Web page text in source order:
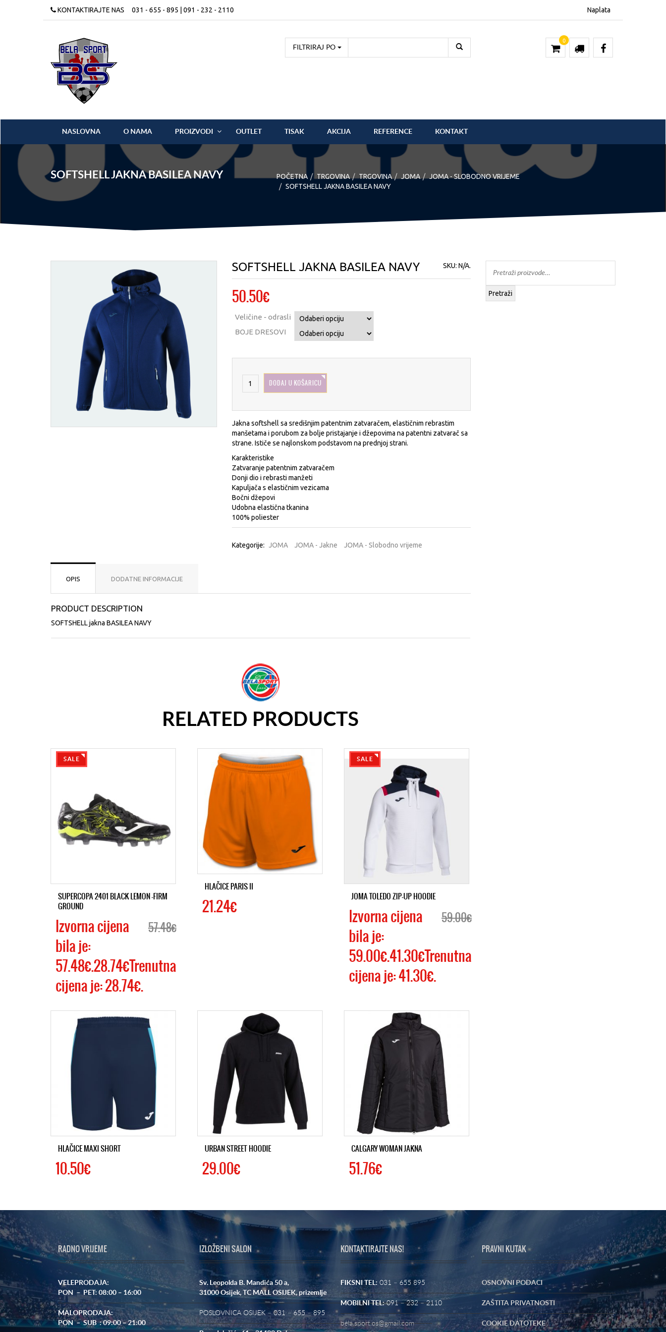
KONTAKTIRAJTE NAS 031 - 655 - 895 | 091 - 232 - 2110 Naplata
FILTRIRAJ PO
0
NASLOVNA O NAMA PROIZVODI OUTLET TISAK AKCIJA REFERENCE KONTAKT
SOFTSHELL JAKNA BASILEA NAVY POČETNA TRGOVINA TRGOVINA JOMA
JOMA - SLOBODNO VRIJEME
SOFTSHELL JAKNA BASILEA NAVY
SOFTSHELL JAKNA BASILEA NAVY SKU: N/A.
50.50€
Veličine - odrasli
BOJE DRESOVI
DODAJ U KOŠARICU
Jakna softshell sa središnjim patentnim zatvaračem, elastičnim rebrastim
manšetama i porubom za bolje pristajanje i džepovima na patentni zatvarač sa
strane. Ističe se najlonskom podstavom na prednjoj strani.
Karakteristike
Zatvaranje patentnim zatvaračem
Donji dio i rebrasti manžeti
Kapuljača s elastičnim vezicama
Bočni džepovi
Udobna elastična tkanina
100% poliester
Kategorije: JOMA JOMA - Jakne JOMA - Slobodno vrijeme
OPIS DODATNE INFORMACIJE
PRODUCT DESCRIPTION
SOFTSHELL jakna BASILEA NAVY
RELATED PRODUCTS
SALE
SUPERCOPA 2401 BLACK LEMON -FIRM
GROUND
57.48€
Izvorna cijena
bila je:
57.48€.28.74€Trenutna
cijena je: 28.74€.
HLAČICE PARIS II
21.24€
SALE
JOMA TOLEDO ZIP-UP HOODIE
59.00€
Izvorna cijena
bila je:
59.00€.41.30€Trenutna
cijena je: 41.30€.
HLAČICE MAXI SHORT
10.50€
URBAN STREET HOODIE
29.00€
CALGARY WOMAN JAKNA
51.76€
Pretraži
RADNO VRIJEME
VELEPRODAJA:
PON – PET: 08:00 – 16:00
MALOPRODAJA:
PON – SUB : 09:00 – 21:00
IZLOŽBENI SALON
Sv. Leopolda B. Mandića 50 a,
31000 Osijek, TC MALL OSIJEK, prizemlje
POSLOVNICA OSIJEK – 031 – 655 – 895
KONTAKTIRAJTE NAS!
FIKSNI TEL: 031 – 655 895
MOBILNI TEL:091 – 232 – 2110
bela.sport.os@gmail.com
PRAVNI KUTAK
OSNOVNI PODACI
ZAŠTITA PRIVATNOSTI
COOKIE DATOTEKE